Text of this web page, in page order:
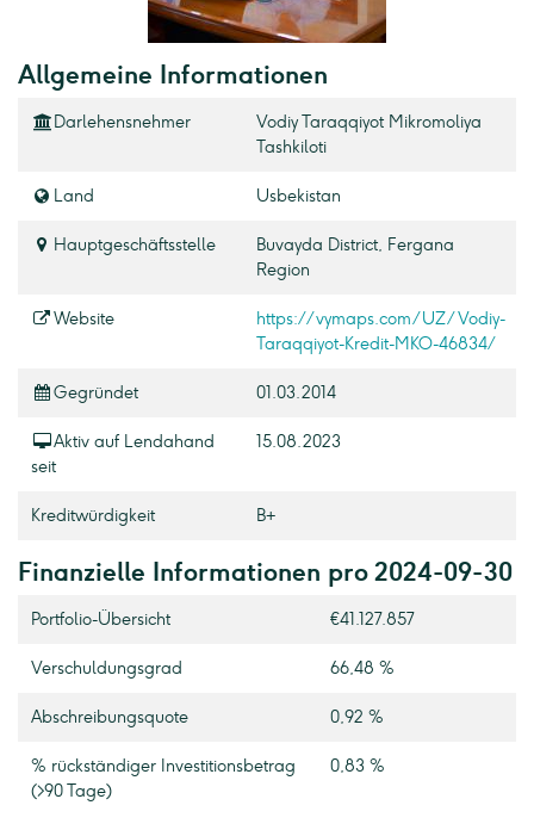
Allgemeine Informationen
Darlehensnehmer
Vodiy Taraqqiyot Mikromoliya
Tashkiloti
Land Usbekistan
Hauptgeschäftsstelle
Buvayda District, Fergana
Region
Website
https://vymaps.com/UZ/Vodiy-
Taraqqiyot-Kredit-MKO-46834/
Gegründet 01.03.2014
Aktiv auf Lendahand
seit
15.08.2023
Kreditwürdigkeit B+
Finanzielle Informationen pro 2024-09-30
Portfolio-Übersicht €41.127.857
Verschuldungsgrad 66,48 %
Abschreibungsquote 0,92 %
% rückständiger Investitionsbetrag
(>90 Tage)
0,83 %